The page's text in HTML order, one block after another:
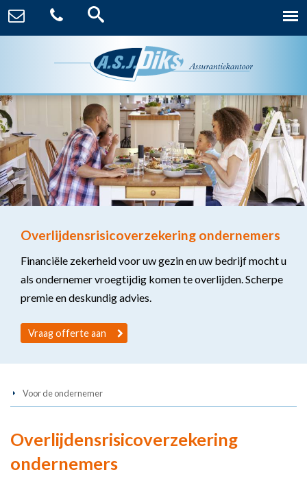
Overlijdensrisicoverzekering ondernemers
Financiële zekerheid voor uw gezin en uw bedrijf mocht u
als ondernemer vroegtijdig komen te overlijden. Scherpe
premie en deskundig advies.
Vraag offerte aan
Voor de ondernemer
Overlijdensrisicoverzekering
ondernemers